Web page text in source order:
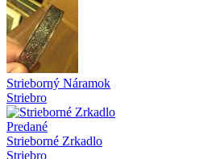
Strieborný Náramok
Striebro
Predané
Strieborné Zrkadlo
Striebro